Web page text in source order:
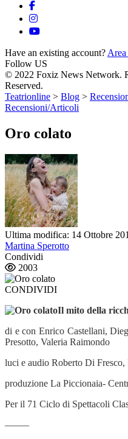
Have an existing account? Area
Follow US
© 2022 Foxiz News Network.
Reserved.
Teatrionline > Blog >
Recensioni/Articoli
Oro colato
Ultima modifica: 14 Ottobre
Martina Sperotto
Condividi
2003
CONDIVIDI
Il mito della
di e con Enrico Castellani,
Presotto, Valeria Raimondo
luci e audio Roberto Di Fresco,
produzione La Piccionaia-
Per il 71 Ciclo di Spettacoli
——–